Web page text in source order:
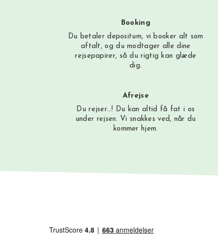
Booking
Du betaler depositum, vi booker alt som
aftalt, og du modtager alle dine
rejsepapirer, så du rigtig kan glæde
dig.
Afrejse
Du rejser…! Du kan altid få fat i os
under rejsen. Vi snakkes ved, når du
kommer hjem.